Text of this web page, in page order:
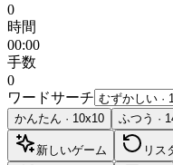
0
時間
00:00
手数
0
ワードサーチ
かんたん · 10x10 ふつう ·
新しいゲーム リス